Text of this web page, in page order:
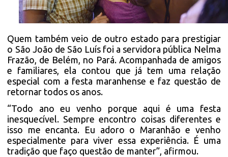
Quem também veio de outro estado para prestigiar
o São João de São Luís foi a servidora pública Nelma
Frazão, de Belém, no Pará. Acompanhada de amigos
e familiares, ela contou que já tem uma relação
especial com a festa maranhense e faz questão de
retornar todos os anos.
“Todo ano eu venho porque aqui é uma festa
inesquecível. Sempre encontro coisas diferentes e
isso me encanta. Eu adoro o Maranhão e venho
especialmente para viver essa experiência. É uma
tradição que faço questão de manter”, afirmou.